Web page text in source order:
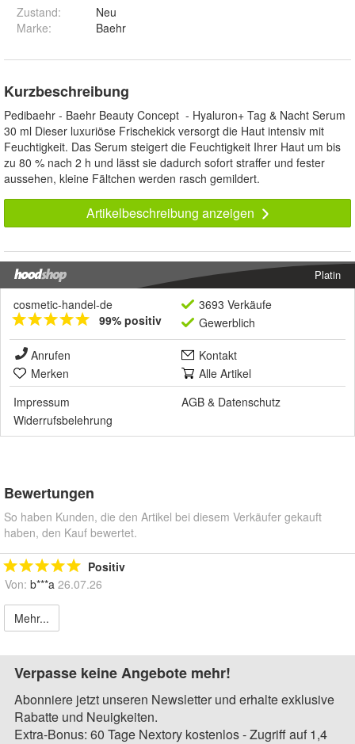
Zustand:
Neu
Marke:
Baehr
Kurzbeschreibung
Pedibaehr - Baehr Beauty Concept - Hyaluron+ Tag & Nacht Serum
30 ml Dieser luxuriöse Frischekick versorgt die Haut intensiv mit
Feuchtigkeit. Das Serum steigert die Feuchtigkeit Ihrer Haut um bis
zu 80 % nach 2 h und lässt sie dadurch sofort straffer und fester
aussehen, kleine Fältchen werden rasch gemildert.
Artikelbeschreibung anzeigen
Platin
cosmetic-handel-de
99% positiv
3693 Verkäufe
Gewerblich
Anrufen
Kontakt
Merken
Alle Artikel
Impressum
AGB & Datenschutz
Widerrufsbelehrung
Bewertungen
So haben Kunden, die den Artikel bei diesem Verkäufer gekauft
haben, den Kauf bewertet.
Positiv
Von: b***a 26.07.26
Mehr...
Verpasse keine Angebote mehr!
Abonniere jetzt unseren Newsletter und erhalte exklusive
Rabatte und Neuigkeiten.
Extra-Bonus: 60 Tage Nextory kostenlos - Zugriff auf 1,4